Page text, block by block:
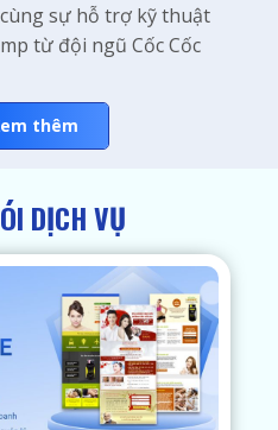
sự hỗ trợ kỹ thuật
từ đội ngũ Cốc Cốc
thêm
DỊCH VỤ